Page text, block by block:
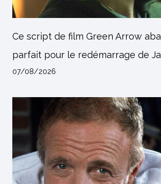
Ce script de film Green Arrow
parfait pour le redémarrage de
07/08/2026